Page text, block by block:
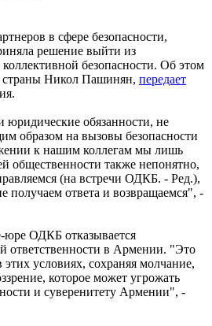
в сфере безопасности,
решение выйти из
безопасности. Об этом
страны Никол Пашинян, передает
обязанности, не
образом на вызовы безопасности
к нашим коллегам мы лишь
общественности также непонятно,
(на встречи ОДКБ. - Ред.),
получаем ответа и возвращаемся", -
ОДКБ отказывается
ответственности в Армении. "Это
условиях, сохраняя молчание,
которое может угрожать
и суверенитету Армении", -